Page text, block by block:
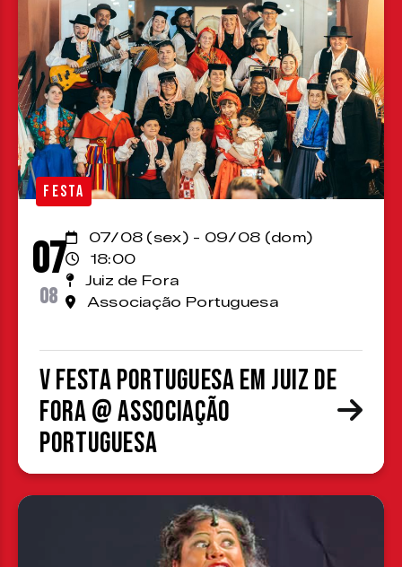
FESTA
07
08
07/08 (sex) - 09/08 (dom)
18:00
Juiz de Fora
Associação Portuguesa
V Festa Portuguesa em Juiz de
Fora @ Associação
Portuguesa